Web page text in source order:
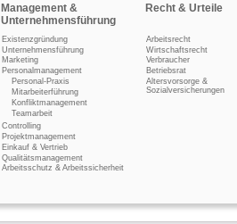
Management &
Unternehmensführung
Existenzgründung
Unternehmensführung
Marketing
Personalmanagement
Personal-Praxis
Mitarbeiterführung
Konfliktmanagement
Teamarbeit
Controlling
Projektmanagement
Einkauf & Vertrieb
Qualitätsmanagement
Arbeitsschutz & Arbeitssicherheit
Recht & Urteile
Arbeitsrecht
Wirtschaftsrecht
Verbraucher
Betriebsrat
Altersvorsorge &
Sozialversicherungen